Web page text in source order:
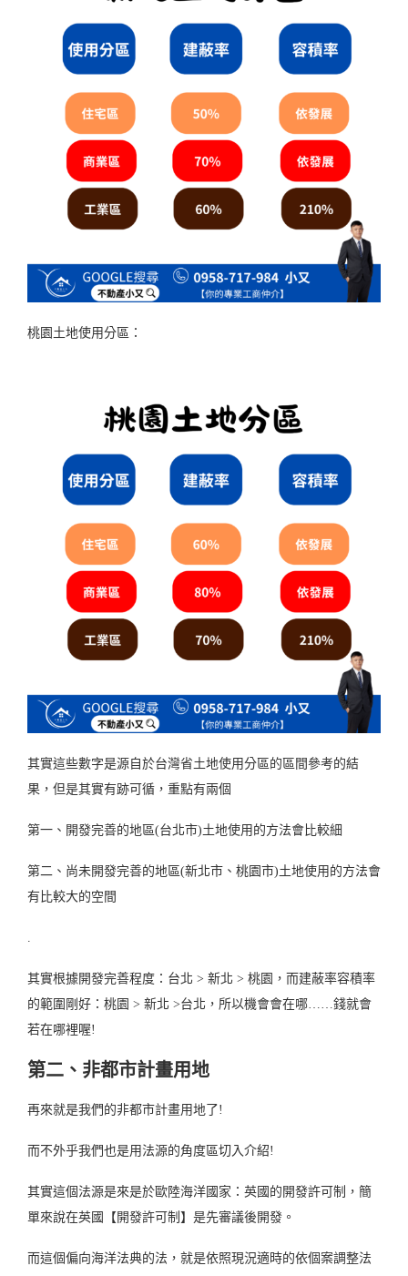
桃園土地使用分區：
其實這些數字是源自於台灣省土地使用分區的區間參考的結
果，但是其實有跡可循，重點有兩個
第一、開發完善的地區(台北市)土地使用的方法會比較細
第二、尚未開發完善的地區(新北市、桃園市)土地使用的方法會
有比較大的空間
.
其實根據開發完善程度：台北 > 新北 > 桃園，而建蔽率容積率
的範圍剛好：桃園 > 新北 >台北，所以機會會在哪……錢就會
若在哪裡喔!
第二、非都市計畫用地
再來就是我們的非都市計畫用地了!
而不外乎我們也是用法源的角度區切入介紹!
其實這個法源是來是於歐陸海洋國家：英國的開發許可制，簡
單來說在英國【開發許可制】是先審議後開發。
而這個偏向海洋法典的法，就是依照現況適時的依個案調整法